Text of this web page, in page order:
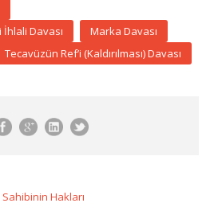
Davası
Marka Davası
Tecavüzün Ref’i (Kaldırılması) Davası
Sahibinin Hakları